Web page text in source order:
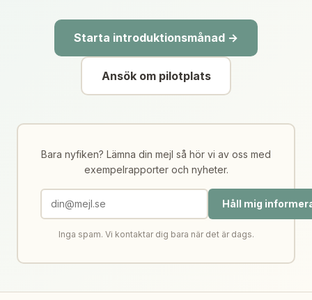
Starta introduktionsmånad →
Ansök om pilotplats
Bara nyfiken? Lämna din mejl så hör vi av oss med
exempelrapporter och nyheter.
Håll mig
Inga spam. Vi kontaktar dig bara när det är dags.